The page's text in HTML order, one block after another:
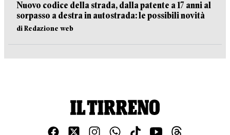
Nuovo codice della strada, dalla patente a 17 anni al
sorpasso a destra in autostrada: le possibili novità
di Redazione web